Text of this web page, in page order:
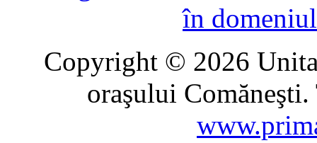
în
Copyright © 2026
oraşului